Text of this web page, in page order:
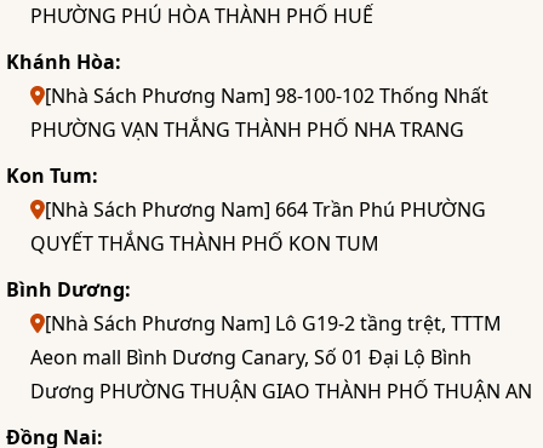
PHƯỜNG PHÚ HÒA THÀNH PHỐ HUẾ
Khánh Hòa:
[Nhà Sách Phương Nam] 98-100-102 Thống Nhất
PHƯỜNG VẠN THẮNG THÀNH PHỐ NHA TRANG
Kon Tum:
[Nhà Sách Phương Nam] 664 Trần Phú PHƯỜNG
QUYẾT THẮNG THÀNH PHỐ KON TUM
Bình Dương:
[Nhà Sách Phương Nam] Lô G19-2 tầng trệt, TTTM
Aeon mall Bình Dương Canary, Số 01 Đại Lộ Bình
Dương PHƯỜNG THUẬN GIAO THÀNH PHỐ THUẬN AN
Đồng Nai: